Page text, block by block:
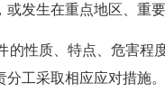
发生在重点地区、重
质、特点、危害程
工采取相应应对措施。